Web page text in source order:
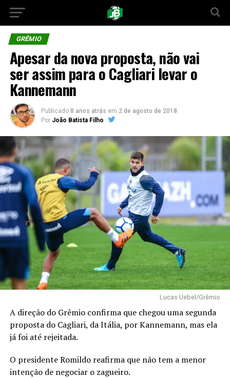
GRÊMIO
Apesar da nova proposta, não vai
ser assim para o Cagliari levar o
Kannemann
Publicado 8 anos atrás em 2 de agosto de 2018
Por João Batista Filho
Lucas Uebel/Grêmio
A direção do Grêmio confirma que chegou uma segunda
proposta do Cagliari, da Itália, por Kannemann, mas ela
já foi até rejeitada.
O presidente Romildo reafirma que não tem a menor
intenção de negociar o zagueiro.